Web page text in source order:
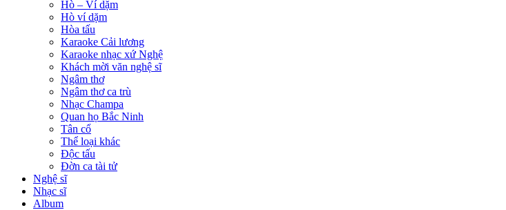
Hò – Ví dặm
Hò ví dặm
Hòa tấu
Karaoke Cải lương
Karaoke nhạc xứ Nghệ
Khách mời văn nghệ sĩ
Ngâm thơ
Ngâm thơ ca trù
Nhạc Champa
Quan họ Bắc Ninh
Tân cổ
Thể loại khác
Độc tấu
Đờn ca tài tử
Nghệ sĩ
Nhạc sĩ
Album